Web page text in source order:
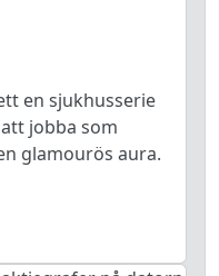
en sjukhusserie
jobba som
glamourös aura.